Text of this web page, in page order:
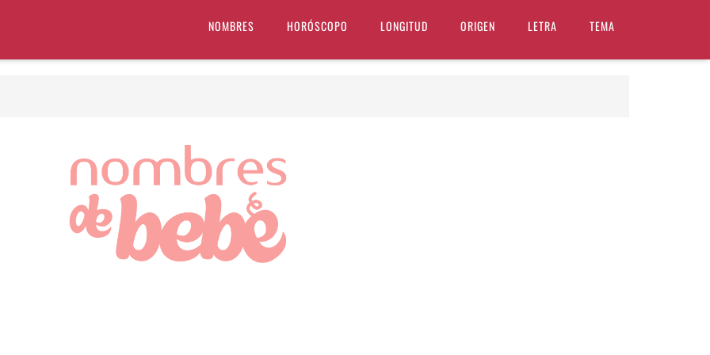
NOMBRES HORÓSCOPO LONGITUD ORIGEN LETRA TEMA